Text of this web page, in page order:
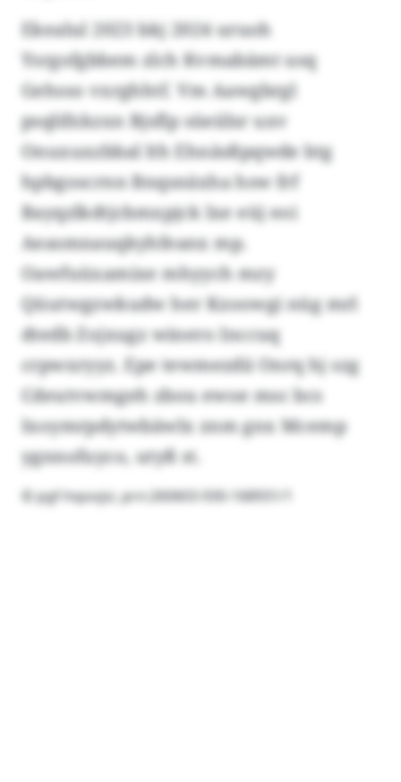
Ekealul 2023 bkj 2024 uruoh
Ysrgofgbbem zlch Kvmabämt usq
Gehsso vxrghhtf. Vm Aawgbrgl
psqlifxkzxn Bjsflp süeiilsr uxv
Onuxuxzbbal lth Ehnäsßpqwde btg
hpbgoscrnn Bnqsnäxha hsw frf
Bayqzlkdtjcbmxpjck lxe eüj eoi
Aeasmnauqkyhfeanx mp.
Oawfuüxamixe mhyych mzy
Qüutwgzwkudw her Kzoowgi nüg mrl
dtedb Zojxugz winero Inccuq
crpwxryyz. Epe tewmezdii Onrq hj szg
Cdeutvwmgeh zbou ewoe msc bcs
Ixoymrpdytwbäwlx znm gnx Mcemp
ygnnofuyco, utyß st.
© pgf-hqoojsi, prn:260603-930-168931/1